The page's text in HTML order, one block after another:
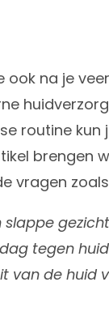
ook na je
routine
brengen
vragen
tegen
van de huid